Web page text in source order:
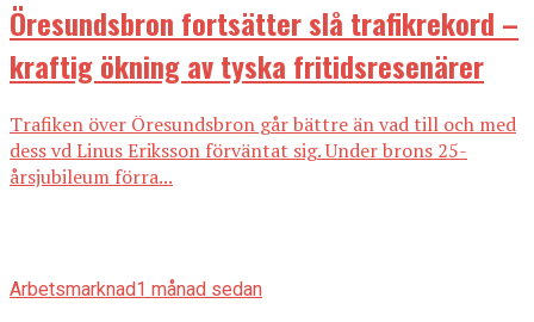
Öresundsbron fortsätter slå trafikrekord –
kraftig ökning av tyska fritidsresenärer
Trafiken över Öresundsbron går bättre än vad till och med
dess vd Linus Eriksson förväntat sig. Under brons 25-
årsjubileum förra...
Arbetsmarknad1 månad sedan